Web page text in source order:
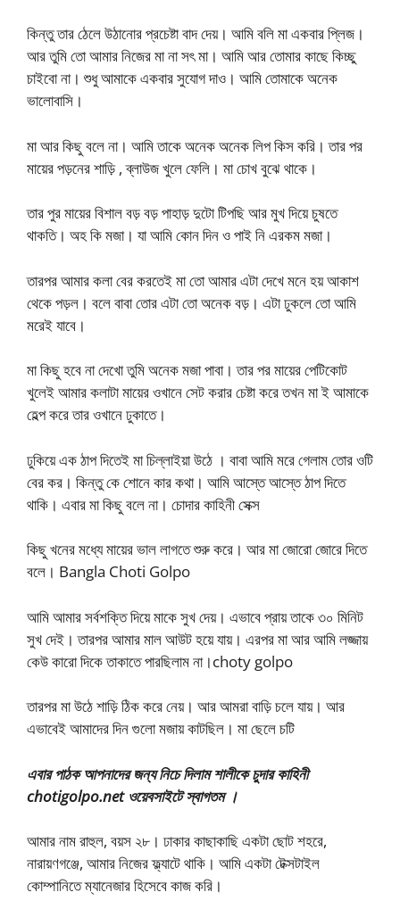
কিন্তু তার ঠেলে উঠানোর প্রচেষ্টা বাদ দেয়। আমি বলি মা একবার প্লিজ।
আর তুমি তো আমার নিজের মা না সৎ মা। আমি আর তোমার কাছে কিচ্ছু
চাইবো না। শুধু আমাকে একবার সুযোগ দাও। আমি তোমাকে অনেক
ভালোবাসি।
মা আর কিছু বলে না। আমি তাকে অনেক অনেক লিপ কিস করি। তার পর
মায়ের পড়নের শাড়ি , ব্লাউজ খুলে ফেলি। মা চোখ বুঝে থাকে।
তার পুর মায়ের বিশাল বড় বড় পাহাড় দুটো টিপছি আর মুখ দিয়ে চুষতে
থাকতি। অহ কি মজা। যা আমি কোন দিন ও পাই নি এরকম মজা।
তারপর আমার কলা বের করতেই মা তো আমার এটা দেখে মনে হয় আকাশ
থেকে পড়ল। বলে বাবা তোর এটা তো অনেক বড়। এটা ঢুকলে তো আমি
মরেই যাবে।
মা কিছু হবে না দেখো তুমি অনেক মজা পাবা। তার পর মায়ের পেটিকোট
খুলেই আমার কলাটা মায়ের ওখানে সেট করার চেষ্টা করে তখন মা ই আমাকে
হেল্প করে তার ওখানে ঢুকাতে।
ঢুকিয়ে এক ঠাপ দিতেই মা চিল্লাইয়া উঠে । বাবা আমি মরে গেলাম তোর ওটি
বের কর। কিন্তু কে শোনে কার কথা। আমি আস্তে আস্তে ঠাপ দিতে
থাকি। এবার মা কিছু বলে না। চোদার কাহিনী সেক্স
কিছু খনের মধ্যে মায়ের ভাল লাগতে শুরু করে। আর মা জোরো জোরে দিতে
বলে। Bangla Choti Golpo
আমি আমার সর্বশক্তি দিয়ে মাকে সুখ দেয়। এভাবে প্রায় তাকে ৩০ মিনিট
সুখ দেই। তারপর আমার মাল আউট হয়ে যায়। এরপর মা আর আমি লজ্জায়
কেউ কারো দিকে তাকাতে পারছিলাম না।choty golpo
তারপর মা উঠে শাড়ি ঠিক করে নেয়। আর আমরা বাড়ি চলে যায়। আর
এভাবেই আমাদের দিন গুলো মজায় কাটছিল। মা ছেলে চটি
এবার পাঠক আপনাদের জন্য নিচে দিলাম শালীকে চুদার কাহিনী
chotigolpo.net ওয়েবসাইটে স্বাগতম ।
আমার নাম রাহুল, বয়স ২৮। ঢাকার কাছাকাছি একটা ছোট শহরে,
নারায়ণগঞ্জে, আমার নিজের ফ্ল্যাটে থাকি। আমি একটা টেক্সটাইল
কোম্পানিতে ম্যানেজার হিসেবে কাজ করি।